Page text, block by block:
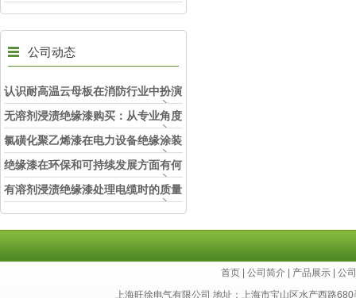
公司动态
认识耐高温云母板在消防行业中扮演
的角色
无溶剂浸渍绝缘漆购买：从专业角度
看如何选择
氯磺化聚乙烯漆在电力设备绝缘涂装
中的实际应用效果
绝缘漆在环保和可持续发展方面有何
考虑？
有溶剂浸渍绝缘漆处理电缆时的质量
和安全性考虑因素
首页 |公司简介 产品展示 |公
上海旺徐电气有限公司 地址：上海市宝山区水产西路